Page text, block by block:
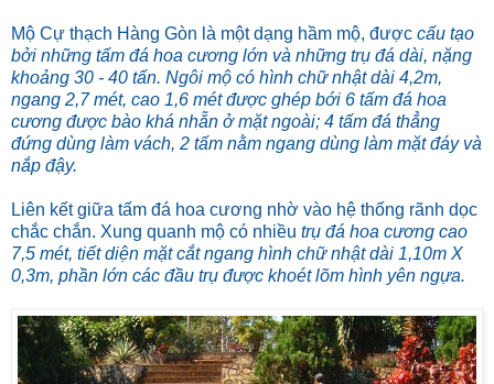
Mộ Cự thạch Hàng Gòn là một dạng hầm mộ, được cấu tạo
bởi những tấm đá hoa cương lớn và những trụ đá dài, nặng
khoảng 30 - 40 tấn. Ngôi mộ có hình chữ nhật dài 4,2m,
ngang 2,7 mét, cao 1,6 mét được ghép bới 6 tấm đá hoa
cương được bào khá nhẵn ở mặt ngoài; 4 tấm đá thẳng
đứng dùng làm vách, 2 tấm nằm ngang dùng làm mặt đáy và
nắp đậy.
Liên kết giữa tấm đá hoa cương nhờ vào hệ thống rãnh dọc
chắc chắn. Xung quanh mộ có nhiều trụ đá hoa cương cao
7,5 mét, tiết diện mặt cắt ngang hình chữ nhật dài 1,10m X
0,3m, phần lớn các đầu trụ được khoét lõm hình yên ngựa.